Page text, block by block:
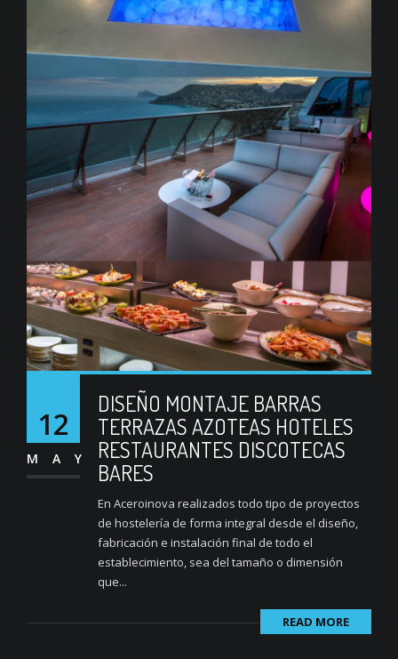
12
MAY
DISEÑO MONTAJE BARRAS
TERRAZAS AZOTEAS HOTELES
RESTAURANTES DISCOTECAS
BARES
En Aceroinova realizados todo tipo de proyectos
de hostelería de forma integral desde el diseño,
fabricación e instalación final de todo el
establecimiento, sea del tamaño o dimensión
que...
READ MORE